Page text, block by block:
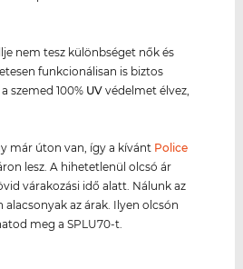
nem tesz különbséget nők és
funkcionálisan is biztos
szemed 100% UV védelmet élvez,
már úton van, így a kívánt Police
lesz. A hihetetlenül olcsó ár
várakozási idő alatt. Nálunk az
az árak. Ilyen olcsón
meg a SPLU70-t.